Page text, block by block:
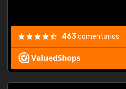
463comentarios